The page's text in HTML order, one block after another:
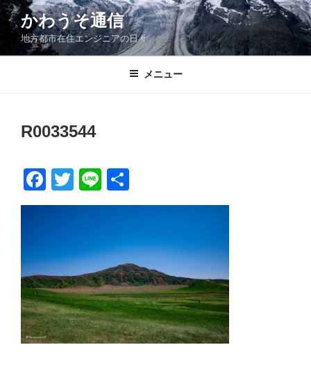
コ
ン
ン
かわうそ通信
地方都市在住エンジニアの日々
メニュー
R0033544
F
a
b
o
o
k
T
wi
Li
n
有